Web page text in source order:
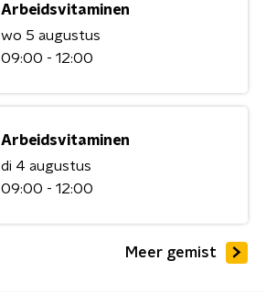
Arbeidsvitaminen
wo 5 augustus
09:00 - 12:00
Arbeidsvitaminen
di 4 augustus
09:00 - 12:00
Meer gemist